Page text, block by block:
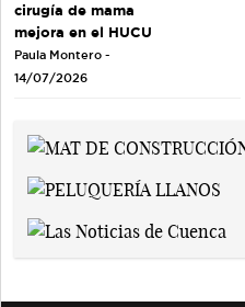
cirugía de mama
mejora en el HUCU
Paula Montero -
14/07/2026